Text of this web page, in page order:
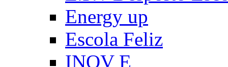
Energy up
Escola Feliz
INOV E